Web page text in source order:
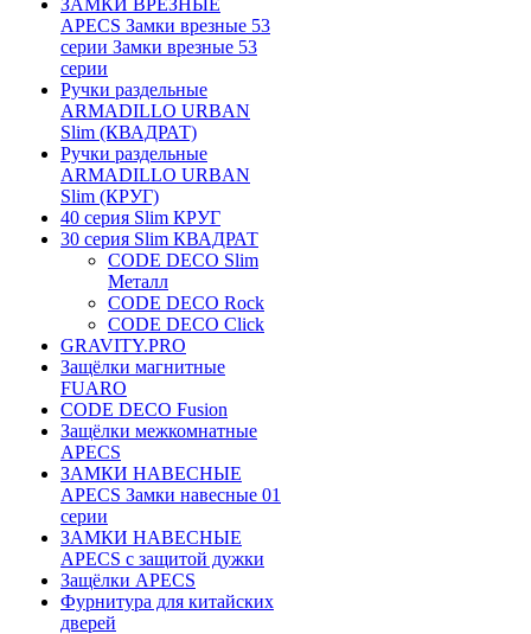
ЗАМКИ ВРЕЗНЫЕ
APECS Замки врезные 53
серии Замки врезные 53
серии
Ручки раздельные
ARMADILLO URBAN
Slim (КВАДРАТ)
Ручки раздельные
ARMADILLO URBAN
Slim (КРУГ)
40 серия Slim КРУГ
30 серия Slim КВАДРАТ
CODE DECO Slim
Металл
CODE DECO Rock
CODE DECO Click
GRAVITY.PRO
Защёлки магнитные
FUARO
CODE DECO Fusion
Защёлки межкомнатные
APECS
ЗАМКИ НАВЕСНЫЕ
APECS Замки навесные 01
серии
ЗАМКИ НАВЕСНЫЕ
APECS с защитой дужки
Защёлки APECS
Фурнитура для китайских
дверей